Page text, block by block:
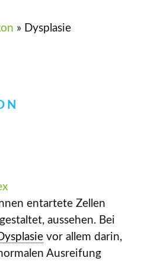
» Dysplasie
entartete Zellen
aussehen. Bei
vor allem darin,
Ausreifung